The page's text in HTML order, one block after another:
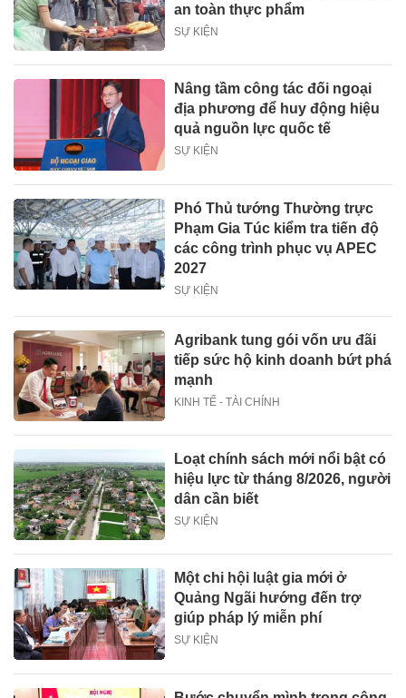
an toàn thực phẩm
SỰ KIỆN
Nâng tầm công tác đối ngoại
địa phương để huy động hiệu
quả nguồn lực quốc tế
SỰ KIỆN
Phó Thủ tướng Thường trực
Phạm Gia Túc kiểm tra tiến độ
các công trình phục vụ APEC
2027
SỰ KIỆN
Agribank tung gói vốn ưu đãi
tiếp sức hộ kinh doanh bứt phá
mạnh
KINH TẾ - TÀI CHÍNH
Loạt chính sách mới nổi bật có
hiệu lực từ tháng 8/2026, người
dân cần biết
SỰ KIỆN
Một chi hội luật gia mới ở
Quảng Ngãi hướng đến trợ
giúp pháp lý miễn phí
SỰ KIỆN